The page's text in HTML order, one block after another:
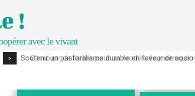
!
avec le vivant
> S’inspirer de l’arbre pour un modèle économique